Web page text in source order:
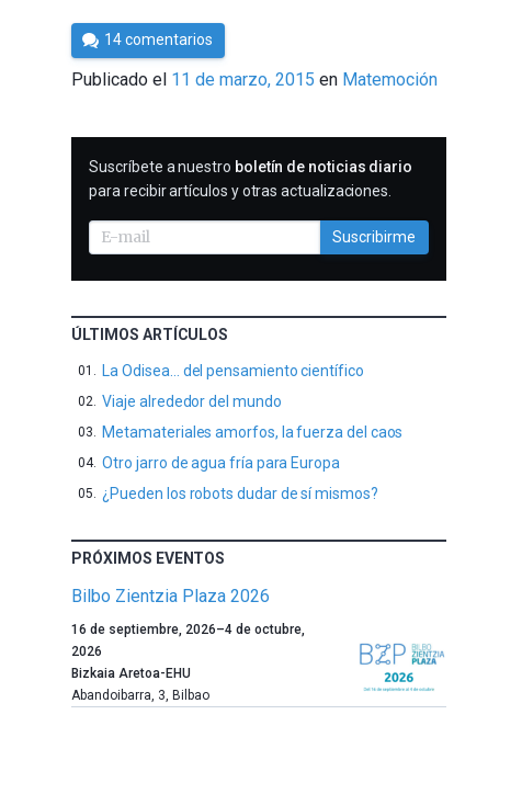
Por
César
Tomé
14 comentarios
Publicado el 11 de marzo, 2015 en Matemoción
SUSCRIBIRME
Suscríbete a nuestro boletín de noticias diario
para recibir artículos y otras actualizaciones.
Suscribirme
ÚLTIMOS ARTÍCULOS
La Odisea… del pensamiento científico
Viaje alrededor del mundo
Metamateriales amorfos, la fuerza del caos
Otro jarro de agua fría para Europa
¿Pueden los robots dudar de sí mismos?
PRÓXIMOS EVENTOS
Bilbo Zientzia Plaza 2026
Un
año
más,
Bilbao
16 de septiembre, 2026–4 de octubre,
2026
Bizkaia Aretoa-EHU
Abandoibarra, 3, Bilbao